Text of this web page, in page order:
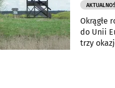
Okrągłe
do Unii
trzy